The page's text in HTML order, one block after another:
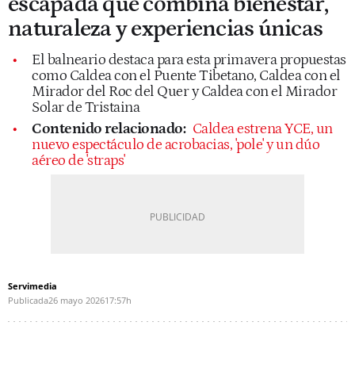
naturaleza y experiencias únicas
El balneario destaca para esta primavera propuestas
como Caldea con el Puente Tibetano, Caldea con el
Mirador del Roc del Quer y Caldea con el Mirador
Solar de Tristaina
Contenido relacionado: Caldea estrena YCE, un
nuevo espectáculo de acrobacias, 'pole' y un dúo
aéreo de 'straps'
Servimedia
Publicada26 mayo 202617:57h